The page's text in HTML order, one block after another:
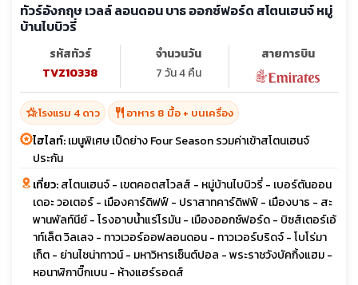
ทัวร์อังกฤษ เวลล์ ลอนดอน บาธ ออกซ์ฟอร์ด สโตนเฮนจ์ หมู่
บ้านไบบิวรี่
รหัสทัวร์
TVZ10338
จำนวนวัน
7 วัน 4 คืน
สายการบิน
hotel_classโรงแรม 4 ดาว restaurant อาหาร 8 มื้อ + บนเครื่อง
ไฮไลท์:เมนูพิเศษ เป็ดย่าง Four Season รวมค่าเข้าสโตนเฮนจ์
ประกัน
เที่ยว:สโตนเฮนจ์ - เขตคอตสโวลส์ - หมู่บ้านไบบิวรี่ - เบอร์ตันออน
เดอะ วอเตอร์ - เมืองคาร์ดิฟฟ์ - ปราสาทคาร์ดิฟฟ์ - เมืองบาธ - สะ
พานพัลท์นีย์ - โรงอาบน้ำแร่โรมัน - เมืองออกซ์ฟอร์ด - บิซส์เตอร์เอ้
าท์เล็ต วิลเลจ - ทาวเวอร์ออฟลอนดอน - ทาวเวอร์บริดจ์ - โบโร่มา
เก็ต - ย่านไชน่าทาวน์ - มหาวิหารเซ็นต์ปอล - พระราชวังบัคกิ้งแฮม -
หอนาฬิกาบิ๊กเบน - ห้างแฮร์รอดส์